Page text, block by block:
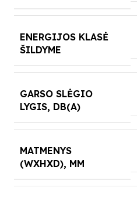
ENERGIJOS KLASĖ
ŠILDYME
GARSO SLĖGIO
LYGIS, DB(A)
MATMENYS
(WXHXD), MM